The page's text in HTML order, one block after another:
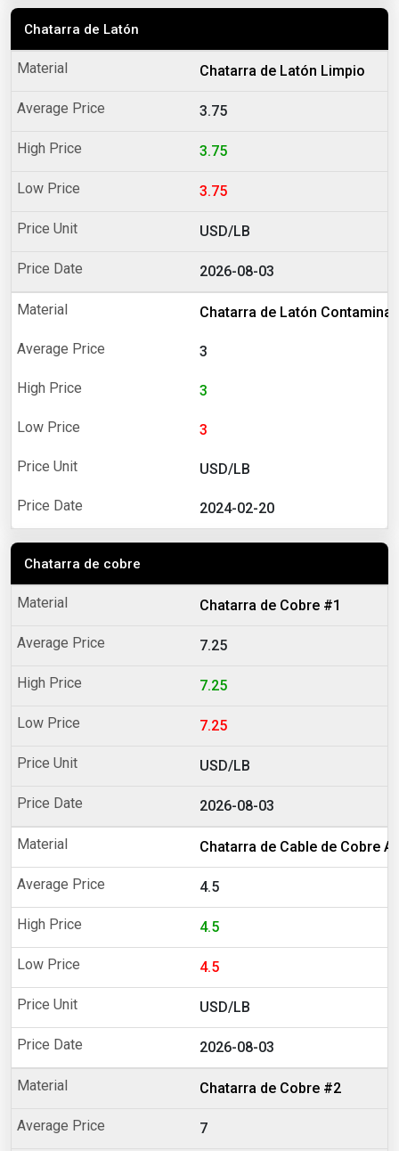
Chatarra de Latón
Chatarra de Latón Limpio
3.75
3.75
3.75
USD/LB
2026-08-03
Chatarra de Latón
3
3
3
USD/LB
2024-02-20
Chatarra de cobre
Chatarra de Cobre #1
7.25
7.25
7.25
USD/LB
2026-08-03
Chatarra de Cable de Cobre
4.5
4.5
4.5
USD/LB
2026-08-03
Chatarra de Cobre #2
7